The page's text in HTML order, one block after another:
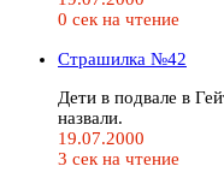
0 сек на чтение
Страшилка №42
Дети в подвале в
назвали.
19.07.2000
3 сек на чтение